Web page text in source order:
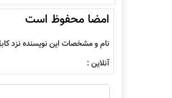
امضا محفوظ است
نام و مشخصات این نویسنده نزد
آنلاین :